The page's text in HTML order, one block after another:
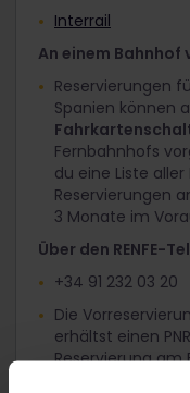
Interrail
An einem Bahnhof
Reservierungen
Spanien können
Fernbahnhofs
du eine Liste
Reservierungen
3 Monate im
Über den RENFE-
+34 91 232 03 20
Die
erhältst einen
Reservierung am
spanischen